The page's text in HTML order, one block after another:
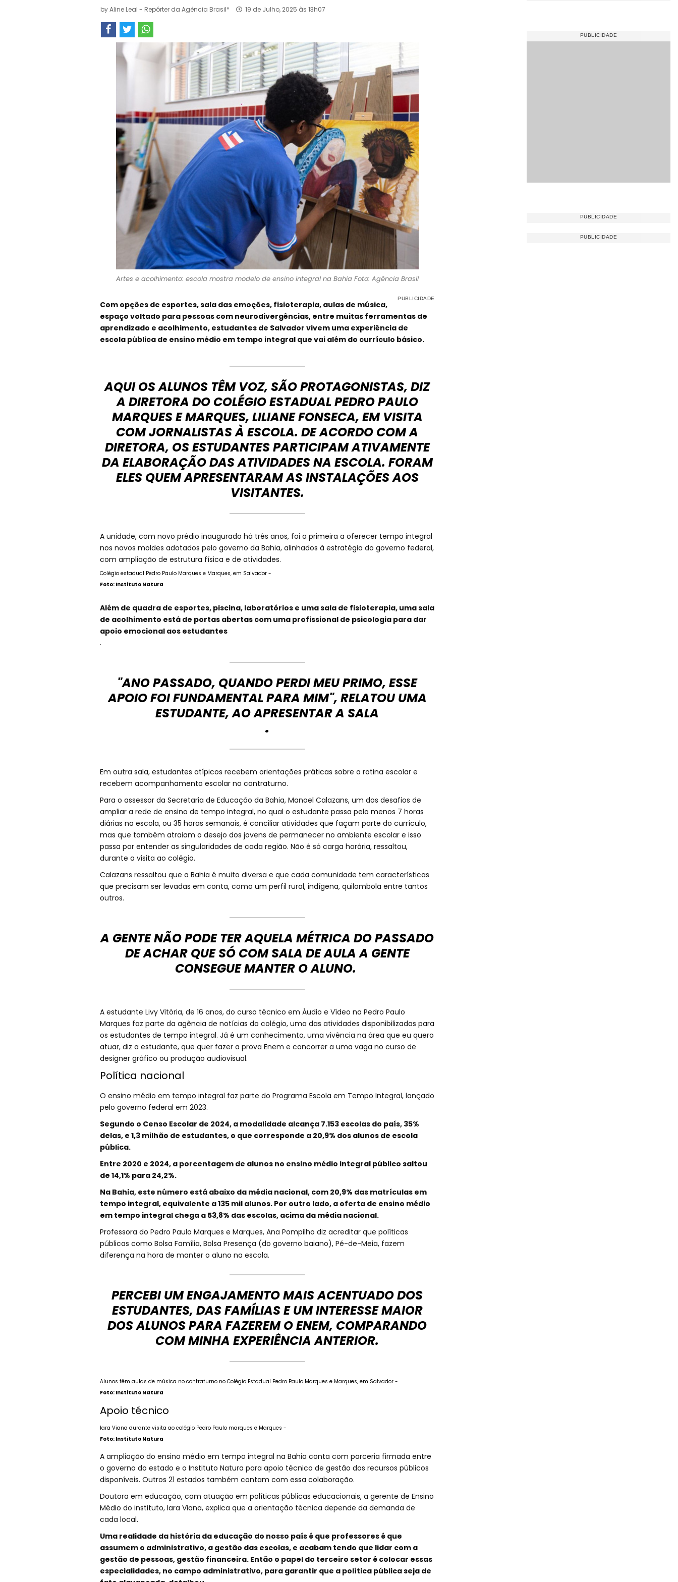
byAline Leal - Repórter da Agência Brasil* 19 de Julho, 2025 às 13h07
Artes e acolhimento: escola mostra modelo de ensino integral na Bahia Foto: Agência Brasil
Com opções de esportes, sala das emoções, fisioterapia, aulas de música,
espaço voltado para pessoas com neurodivergências, entre muitas ferramentas de
aprendizado e acolhimento, estudantes de Salvador vivem uma experiência de
escola pública de ensino médio em tempo integral que vai além do currículo básico.
AQUI OS ALUNOS TÊM VOZ, SÃO PROTAGONISTAS, DIZ
A DIRETORA DO COLÉGIO ESTADUAL PEDRO PAULO
MARQUES E MARQUES, LILIANE FONSECA, EM VISITA
COM JORNALISTAS À ESCOLA. DE ACORDO COM A
DIRETORA, OS ESTUDANTES PARTICIPAM ATIVAMENTE
DA ELABORAÇÃO DAS ATIVIDADES NA ESCOLA. FORAM
ELES QUEM APRESENTARAM AS INSTALAÇÕES AOS
VISITANTES.
A unidade, com novo prédio inaugurado há três anos, foi a primeira a oferecer tempo integral
nos novos moldes adotados pelo governo da Bahia, alinhados à estratégia do governo federal,
com ampliação de estrutura física e de atividades.
Colégio estadual Pedro Paulo Marques e Marques, em Salvador -
Foto: Instituto Natura
Além de quadra de esportes, piscina, laboratórios e uma sala de fisioterapia, uma sala
de acolhimento está de portas abertas com uma profissional de psicologia para dar
apoio emocional aos estudantes
.
"ANO PASSADO, QUANDO PERDI MEU PRIMO, ESSE
APOIO FOI FUNDAMENTAL PARA MIM", RELATOU UMA
ESTUDANTE, AO APRESENTAR A SALA
.
Em outra sala, estudantes atípicos recebem orientações práticas sobre a rotina escolar e
recebem acompanhamento escolar no contraturno.
Para o assessor da Secretaria de Educação da Bahia, Manoel Calazans, um dos desafios de
ampliar a rede de ensino de tempo integral, no qual o estudante passa pelo menos 7 horas
diárias na escola, ou 35 horas semanais, é conciliar atividades que façam parte do currículo,
mas que também atraiam o desejo dos jovens de permanecer no ambiente escolar e isso
passa por entender as singularidades de cada região. Não é só carga horária, ressaltou,
durante a visita ao colégio.
Calazans ressaltou que a Bahia é muito diversa e que cada comunidade tem características
que precisam ser levadas em conta, como um perfil rural, indígena, quilombola entre tantos
outros.
A GENTE NÃO PODE TER AQUELA MÉTRICA DO PASSADO
DE ACHAR QUE SÓ COM SALA DE AULA A GENTE
CONSEGUE MANTER O ALUNO.
A estudante Livy Vitória, de 16 anos, do curso técnico em Áudio e Vídeo na Pedro Paulo
Marques faz parte da agência de notícias do colégio, uma das atividades disponibilizadas para
os estudantes de tempo integral. Já é um conhecimento, uma vivência na área que eu quero
atuar, diz a estudante, que quer fazer a prova Enem e concorrer a uma vaga no curso de
designer gráfico ou produção audiovisual.
Política nacional
O ensino médio em tempo integral faz parte do Programa Escola em Tempo Integral, lançado
pelo governo federal em 2023.
Segundo o Censo Escolar de 2024, a modalidade alcança 7.153 escolas do país, 35%
delas, e 1,3 milhão de estudantes, o que corresponde a 20,9% dos alunos de escola
pública.
Entre 2020 e 2024, a porcentagem de alunos no ensino médio integral público saltou
de 14,1% para 24,2%.
Na Bahia, este número está abaixo da média nacional, com 20,9% das matrículas em
tempo integral, equivalente a 135 mil alunos. Por outro lado, a oferta de ensino médio
em tempo integral chega a 53,8% das escolas, acima da média nacional.
Professora do Pedro Paulo Marques e Marques, Ana Pompilho diz acreditar que políticas
públicas como Bolsa Família, Bolsa Presença (do governo baiano), Pé-de-Meia, fazem
diferença na hora de manter o aluno na escola.
PERCEBI UM ENGAJAMENTO MAIS ACENTUADO DOS
ESTUDANTES, DAS FAMÍLIAS E UM INTERESSE MAIOR
DOS ALUNOS PARA FAZEREM O ENEM, COMPARANDO
COM MINHA EXPERIÊNCIA ANTERIOR.
Alunos têm aulas de música no contraturno no Colégio Estadual Pedro Paulo Marques e Marques, em Salvador -
Foto: Instituto Natura
Apoio técnico
Iara Viana durante visita ao colégio Pedro Paulo marques e Marques -
Foto: Instituto Natura
A ampliação do ensino médio em tempo integral na Bahia conta com parceria firmada entre
o governo do estado e o Instituto Natura para apoio técnico de gestão dos recursos públicos
disponíveis. Outros 21 estados também contam com essa colaboração.
Doutora em educação, com atuação em políticas públicas educacionais, a gerente de Ensino
Médio do instituto, Iara Viana, explica que a orientação técnica depende da demanda de
cada local.
Uma realidade da história da educação do nosso país é que professores é que
assumem o administrativo, a gestão das escolas, e acabam tendo que lidar com a
gestão de pessoas, gestão financeira. Então o papel do terceiro setor é colocar essas
especialidades, no campo administrativo, para garantir que a política pública seja de